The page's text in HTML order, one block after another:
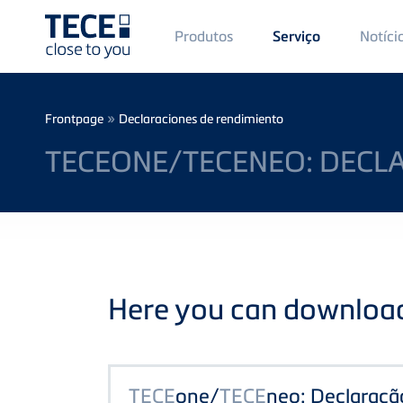
Main
Menü
1
Produtos Serviço
Breadcrumb
Frontpage » Declaraciones de rendimiento
TECEONE/TECENEO:
Here you can
TECEone/TECEneo: